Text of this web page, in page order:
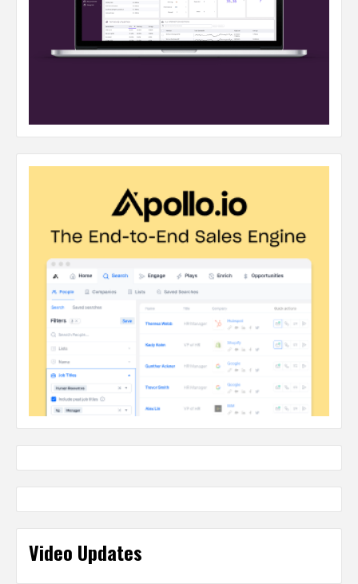
Video Updates